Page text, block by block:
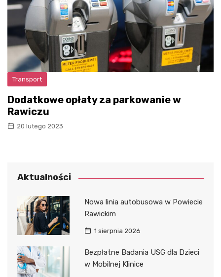
Transport
Dodatkowe opłaty za parkowanie w
Rawiczu
20 lutego 2023
Aktualności
Nowa linia autobusowa w Powiecie
Rawickim
1 sierpnia 2026
Bezpłatne Badania USG dla Dzieci
w Mobilnej Klinice